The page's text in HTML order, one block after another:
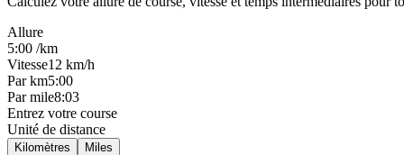
Allure
5:00 /km
Vitesse12 km/h
Par km5:00
Par mile8:03
Entrez votre course
Unité de distance
Kilomètres Miles